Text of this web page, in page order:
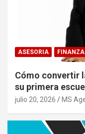
ASESORIA
Cómo convertir
su primera
julio 20, 2026 MS